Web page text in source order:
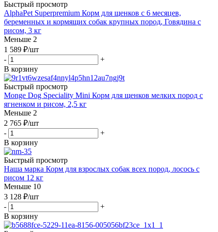
Быстрый просмотр
AlphaPet Superpremium Корм для щенков с 6 месяцев,
беременных и кормящих собак крупных пород, Говядина с
рисом, 3 кг
Меньше 2
1 589 ₽/шт
-
+
В корзину
Быстрый просмотр
Monge Dog Speciality Mini Корм для щенков мелких пород с
ягненком и рисом, 2,5 кг
Меньше 2
2 765 ₽/шт
-
+
В корзину
Быстрый просмотр
Наша марка Корм для взрослых собак всех пород, лосось с
рисом 12 кг
Меньше 10
3 128 ₽/шт
-
+
В корзину